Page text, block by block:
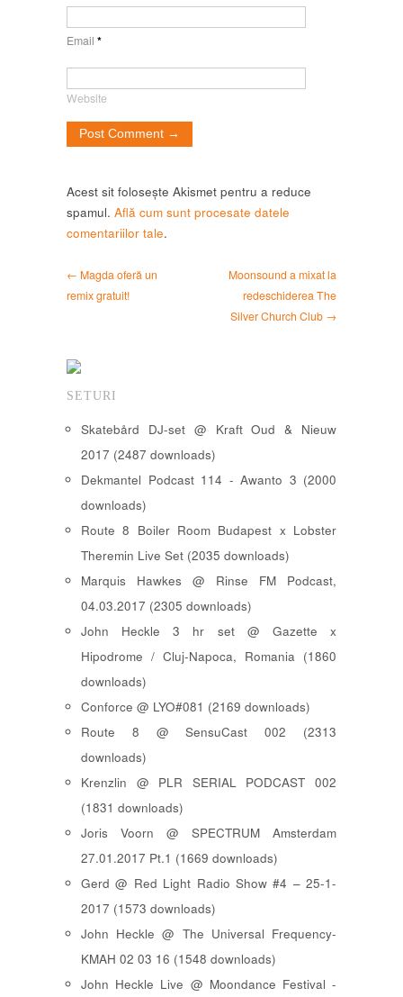
Email *
Website
Acest sit folosește Akismet pentru a reduce
spamul. Află cum sunt procesate datele
comentariilor tale.
← Magda oferă un
remix gratuit!
Moonsound a mixat la
redeschiderea The
Silver Church Club →
SETURI
Skatebård DJ-set @ Kraft Oud & Nieuw
2017 (2487 downloads)
Dekmantel Podcast 114 - Awanto 3 (2000
downloads)
Route 8 Boiler Room Budapest x Lobster
Theremin Live Set (2035 downloads)
Marquis Hawkes @ Rinse FM Podcast,
04.03.2017 (2305 downloads)
John Heckle 3 hr set @ Gazette x
Hipodrome / Cluj-Napoca, Romania (1860
downloads)
Conforce @ LYO#081 (2169 downloads)
Route 8 @ SensuCast 002 (2313
downloads)
Krenzlin @ PLR SERIAL PODCAST 002
(1831 downloads)
Joris Voorn @ SPECTRUM Amsterdam
27.01.2017 Pt.1 (1669 downloads)
Gerd @ Red Light Radio Show #4 – 25-1-
2017 (1573 downloads)
John Heckle @ The Universal Frequency-
KMAH 02 03 16 (1548 downloads)
John Heckle Live @ Moondance Festival -